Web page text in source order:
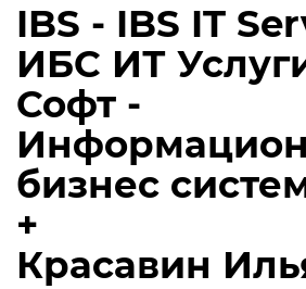
IBS - IBS IT
ИБС ИТ
Софт -
бизнес
+
Красавин